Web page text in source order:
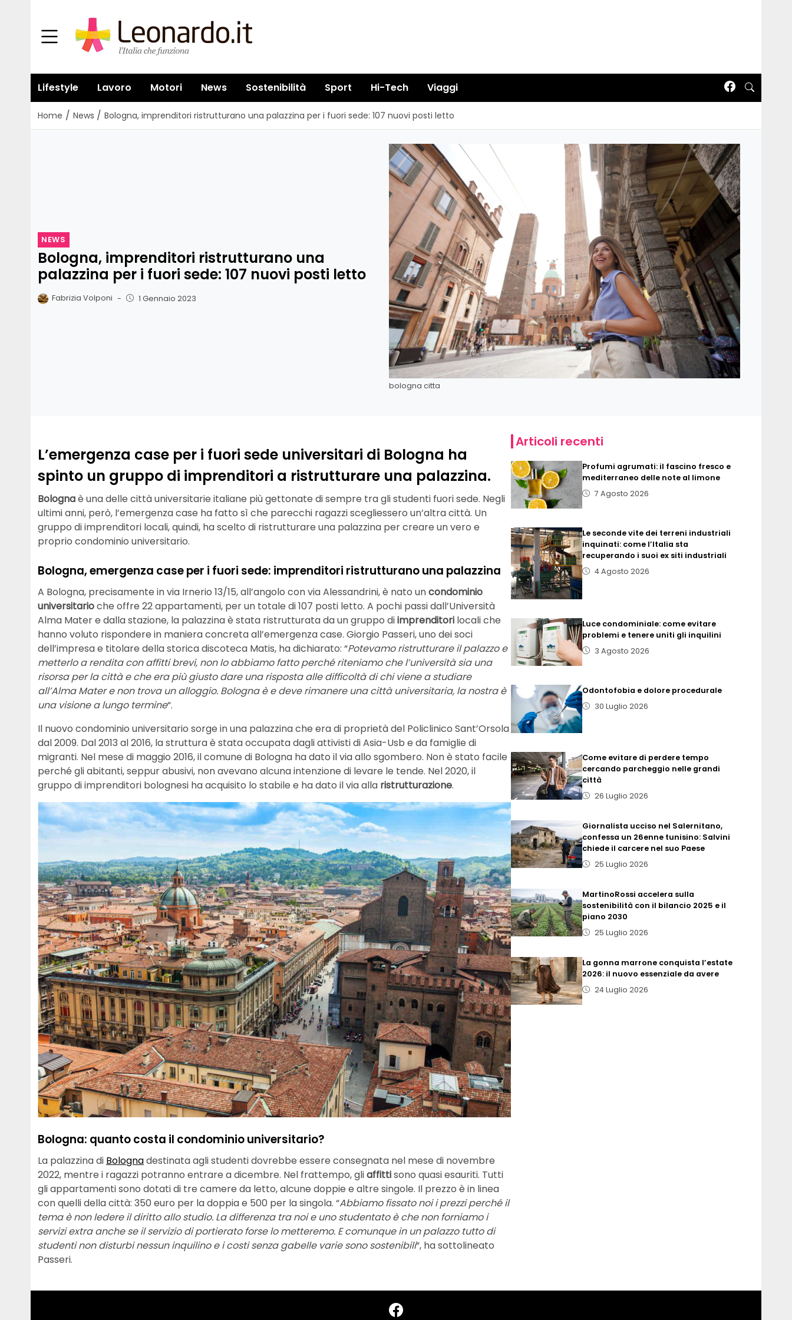
Lifestyle Lavoro Motori News Sostenibilità Sport Hi-Tech Viaggi
Home / News / Bologna, imprenditori ristrutturano una palazzina per i fuori sede: 107 nuovi posti letto
NEWS
Bologna, imprenditori ristrutturano una
palazzina per i fuori sede: 107 nuovi posti letto
Fabrizia Volponi - 1 Gennaio 2023
bologna citta
L’emergenza case per i fuori sede universitari di Bologna ha
spinto un gruppo di imprenditori a ristrutturare una palazzina.
Bolognaè una delle città universitarie italiane più gettonate di sempre tra gli studenti fuori sede. Negli
ultimi anni, però, l’emergenza case ha fatto sì che parecchi ragazzi scegliessero un’altra città. Un
gruppo di imprenditori locali, quindi, ha scelto di ristrutturare una palazzina per creare un vero e
proprio condominio universitario.
Bologna, emergenza case per i fuori sede: imprenditori ristrutturano una palazzina
A Bologna, precisamente in via Irnerio 13/15, all’angolo con via Alessandrini, è nato uncondominio
universitarioche offre 22 appartamenti, per un totale di 107 posti letto. A pochi passi dall’Università
Alma Mater e dalla stazione, la palazzina è stata ristrutturata da un gruppo diimprenditori locali che
hanno voluto rispondere in maniera concreta all’emergenza case. Giorgio Passeri, uno dei soci
dell’impresa e titolare della storica discoteca Matis, ha dichiarato: “Potevamo ristrutturare il palazzo e
metterlo a rendita con affitti brevi, non lo abbiamo fatto perché riteniamo che l’università sia una
risorsa per la città e che era più giusto dare una risposta alle difficoltà di chi viene a studiare
all’Alma Mater e non trova un alloggio. Bologna è e deve rimanere una città universitaria, la nostra è
una visione a lungo termine“.
Il nuovo condominio universitario sorge in una palazzina che era di proprietà del Policlinico Sant’Orsola
dal 2009. Dal 2013 al 2016, la struttura è stata occupata dagli attivisti di Asia-Usb e da famiglie di
migranti. Nel mese di maggio 2016, il comune di Bologna ha dato il via allo sgombero. Non è stato facile
perché gli abitanti, seppur abusivi, non avevano alcuna intenzione di levare le tende. Nel 2020, il
gruppo di imprenditori bolognesi ha acquisito lo stabile e ha dato il via alla ristrutturazione.
Bologna: quanto costa il condominio universitario?
La palazzina di Bolognadestinata agli studenti dovrebbe essere consegnata nel mese di novembre
2022, mentre i ragazzi potranno entrare a dicembre. Nel frattempo, gliaffittisono quasi esauriti. Tutti
gli appartamenti sono dotati di tre camere da letto, alcune doppie e altre singole. Il prezzo è in linea
con quelli della città: 350 euro per la doppia e 500 per la singola. “Abbiamo fissato noi i prezzi perché il
tema è non ledere il diritto allo studio. La differenza tra noi e uno studentato è che non forniamo i
servizi extra anche se il servizio di portierato forse lo metteremo. E comunque in un palazzo tutto di
studenti non disturbi nessun inquilino e i costi senza gabelle varie sono sostenibili“, ha sottolineato
Passeri.
Articoli recenti
Profumi agrumati: il fascino fresco e
mediterraneo delle note al limone
7 Agosto 2026
Le seconde vite dei terreni industriali
inquinati: come l’Italia sta
recuperando i suoi ex siti industriali
4 Agosto 2026
Luce condominiale: come evitare
problemi e tenere uniti gli inquilini
3 Agosto 2026
Odontofobia e dolore procedurale
30 Luglio 2026
Come evitare di perdere tempo
cercando parcheggio nelle grandi
città
26 Luglio 2026
Giornalista ucciso nel Salernitano,
confessa un 26enne tunisino: Salvini
chiede il carcere nel suo Paese
25 Luglio 2026
MartinoRossi accelera sulla
sostenibilità con il bilancio 2025 e il
piano 2030
25 Luglio 2026
La gonna marrone conquista l’estate
2026: il nuovo essenziale da avere
24 Luglio 2026